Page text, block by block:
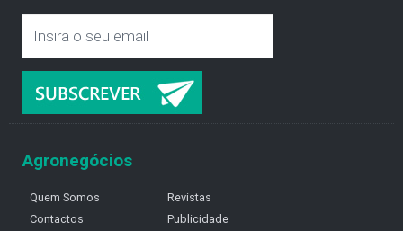
Agronegócios
Quem Somos
Contactos
Revistas
Publicidade